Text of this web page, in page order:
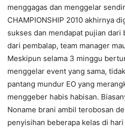
menggagas dan menggelar
CHAMPIONSHIP 2010 akhirnya
sukses dan mendapat pujian dari
dari pembalap, team manager
Meskipun selama 3 minggu
menggelar event yang sama,
pantang mundur EO yang
menggeber habis habisan.
Noname brani ambil terobosan
penyisihan beberapa kelas di